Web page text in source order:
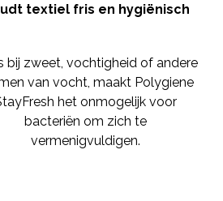
textiel fris en hygiënisch
bij zweet, vochtigheid of andere
van vocht, maakt Polygiene
het onmogelijk voor
bacteriën om zich te
vermenigvuldigen.